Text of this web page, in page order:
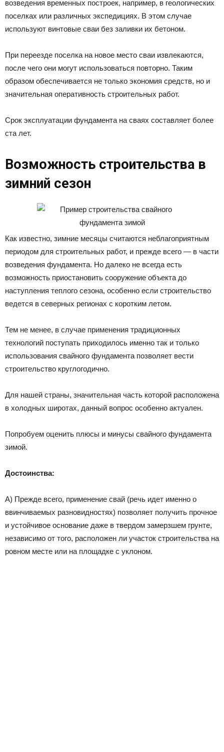
возведения временных построек, например, в геологических
поселках или различных экспедициях. В этом случае
используют винтовые сваи без заливки их бетоном.
При переезде поселка на новое место сваи извлекаются,
после чего они могут использоваться повторно. Таким
образом обеспечивается не только экономия средств, но и
значительная оперативность строительных работ.
Срок эксплуатации фундамента на сваях составляет более
ста лет.
Возможность строительства в
зимний сезон
Как известно, зимние месяцы считаются неблагоприятным
периодом для строительных работ, и прежде всего — в части
возведения фундамента. Но далеко не всегда есть
возможность приостановить сооружение объекта до
наступления теплого сезона, особенно если строительство
ведется в северных регионах с коротким летом.
Тем не менее, в случае применения традиционных
технологий поступать приходилось именно так и только
использования свайного фундамента позволяет вести
строительство круглогодично.
Для нашей страны, значительная часть которой расположена
в холодных широтах, данный вопрос особенно актуален.
Попробуем оценить плюсы и минусы свайного фундамента
зимой.
Достоинства:
А) Прежде всего, применение свай (речь идет именно о
ввинчиваемых разновидностях) позволяет получить прочное
и устойчивое основание даже в твердом замерзшем грунте,
независимо от того, расположен ли участок строительства на
ровном месте или на площадке с уклоном.